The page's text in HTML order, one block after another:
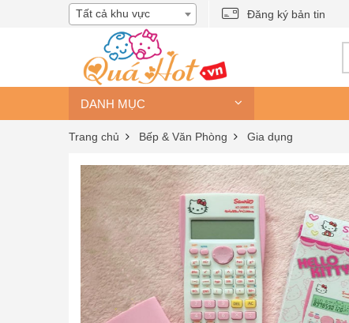
Tất cả khu vực Đăng ký bản tin
DANH MỤC
Trang chủ Bếp & Văn Phòng Gia dụng